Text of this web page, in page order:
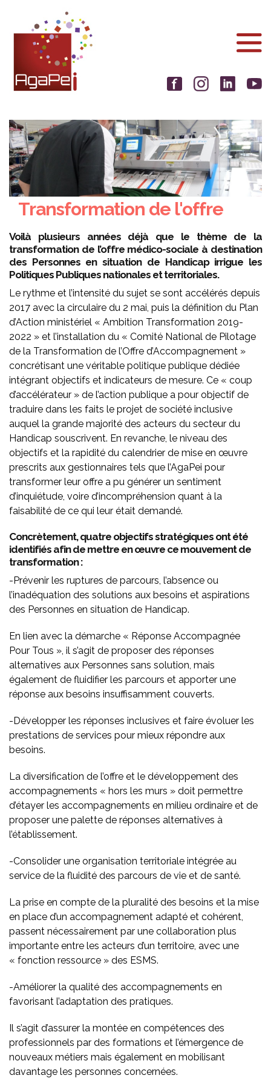
contenu
principal
Transformation de l'offre
Voilà plusieurs années déjà que le thème de la
transformation de l’offre médico-sociale à destination
des Personnes en situation de Handicap irrigue les
Politiques Publiques nationales et territoriales.
Le rythme et l’intensité du sujet se sont accélérés depuis
2017 avec la circulaire du 2 mai, puis la définition du Plan
d’Action ministériel « Ambition Transformation 2019-
2022 » et l’installation du « Comité National de Pilotage
de la Transformation de l’Offre d’Accompagnement »
concrétisant une véritable politique publique dédiée
intégrant objectifs et indicateurs de mesure. Ce « coup
d’accélérateur » de l’action publique a pour objectif de
traduire dans les faits le projet de société inclusive
auquel la grande majorité des acteurs du secteur du
Handicap souscrivent. En revanche, le niveau des
objectifs et la rapidité du calendrier de mise en œuvre
prescrits aux gestionnaires tels que l’AgaPei pour
transformer leur offre a pu générer un sentiment
d’inquiétude, voire d’incompréhension quant à la
faisabilité de ce qui leur était demandé.
Concrètement, quatre objectifs stratégiques ont été
identifiés afin de mettre en œuvre ce mouvement de
transformation :
-Prévenir les ruptures de parcours, l’absence ou
l’inadéquation des solutions aux besoins et aspirations
des Personnes en situation de Handicap.
En lien avec la démarche « Réponse Accompagnée
Pour Tous », il s’agit de proposer des réponses
alternatives aux Personnes sans solution, mais
également de fluidifier les parcours et apporter une
réponse aux besoins insuffisamment couverts.
-Développer les réponses inclusives et faire évoluer les
prestations de services pour mieux répondre aux
besoins.
La diversification de l’offre et le développement des
accompagnements « hors les murs » doit permettre
d’étayer les accompagnements en milieu ordinaire et de
proposer une palette de réponses alternatives à
l’établissement.
-Consolider une organisation territoriale intégrée au
service de la fluidité des parcours de vie et de santé.
La prise en compte de la pluralité des besoins et la mise
en place d’un accompagnement adapté et cohérent,
passent nécessairement par une collaboration plus
importante entre les acteurs d’un territoire, avec une
« fonction ressource » des ESMS.
-Améliorer la qualité des accompagnements en
favorisant l’adaptation des pratiques.
Il s’agit d’assurer la montée en compétences des
professionnels par des formations et l’émergence de
nouveaux métiers mais également en mobilisant
davantage les personnes concernées.